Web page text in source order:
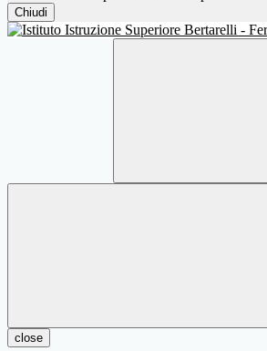
Chiudi
close